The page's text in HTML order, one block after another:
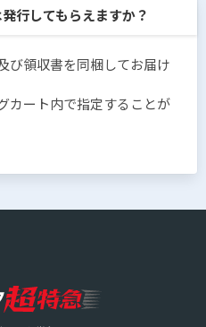
行してもらえますか？
び領収書を同梱してお届け
カート内で指定することが